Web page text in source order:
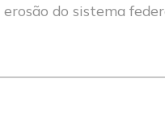
do sistema